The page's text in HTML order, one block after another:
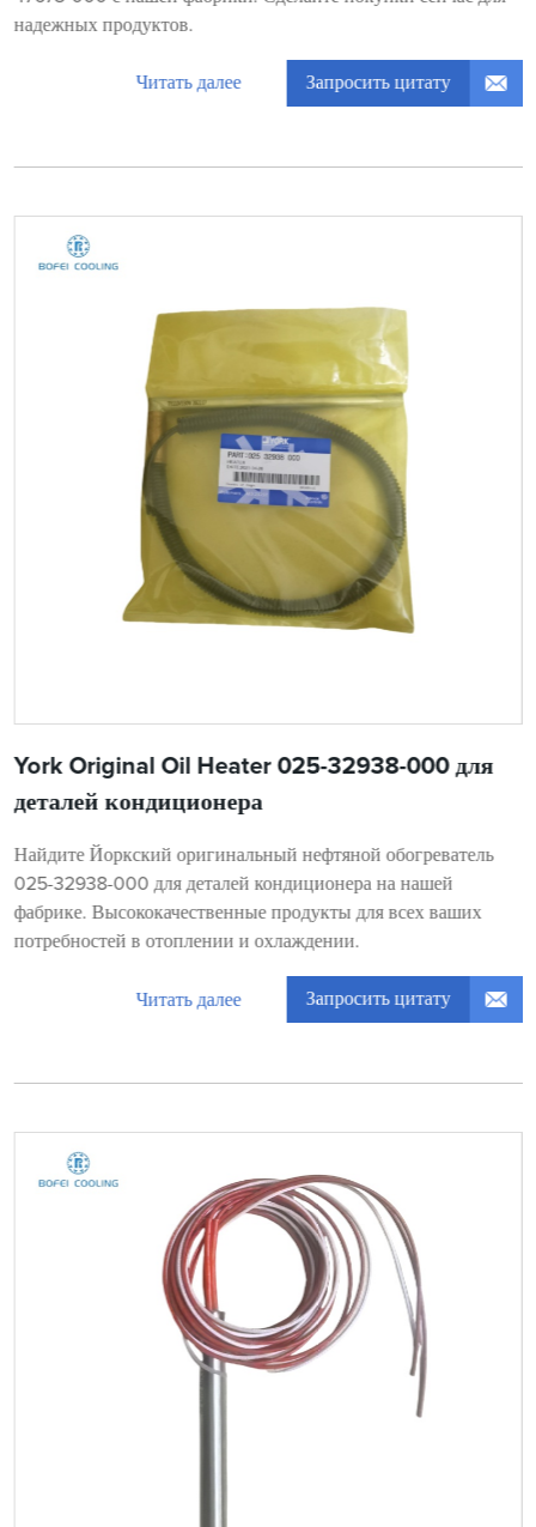
надежных продуктов.
Читать далее Запросить цитату
York Original Oil Heater 025-32938-000 для
деталей кондиционера
Найдите Йоркский оригинальный нефтяной обогреватель
025-32938-000 для деталей кондиционера на нашей
фабрике. Высококачественные продукты для всех ваших
потребностей в отоплении и охлаждении.
Читать далее Запросить цитату